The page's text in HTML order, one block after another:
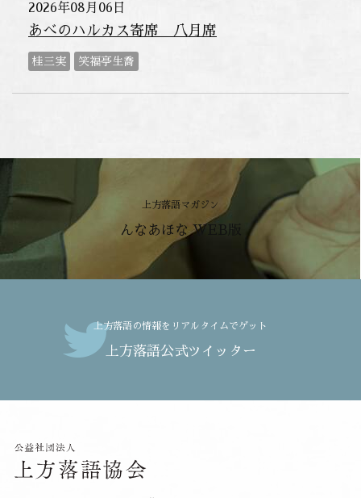
2026年08月06日
あべのハルカス寄席 八月席
桂三実 笑福亭生喬
上方落語マガジン
んなあほな WEB版
上方落語の情報をリアルタイムでゲット
上方落語公式ツイッター